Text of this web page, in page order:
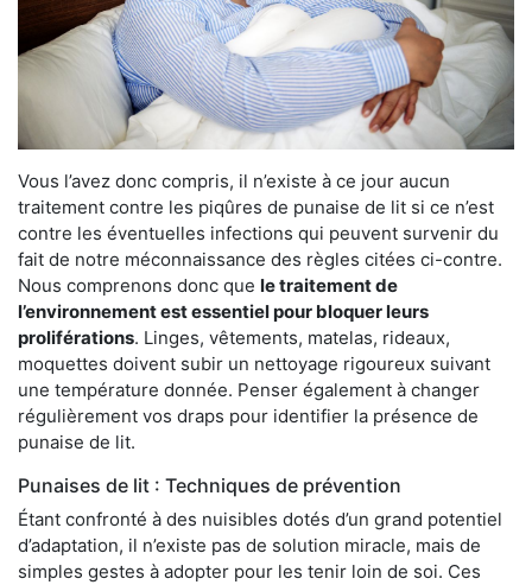
Vous l’avez donc compris, il n’existe à ce jour aucun
traitement contre les piqûres de punaise de lit si ce n’est
contre les éventuelles infections qui peuvent survenir du
fait de notre méconnaissance des règles citées ci-contre.
Nous comprenons donc que le traitement de
l’environnement est essentiel pour bloquer leurs
proliférations. Linges, vêtements, matelas, rideaux,
moquettes doivent subir un nettoyage rigoureux suivant
une température donnée. Penser également à changer
régulièrement vos draps pour identifier la présence de
punaise de lit.
Punaises de lit : Techniques de prévention
Étant confronté à des nuisibles dotés d’un grand potentiel
d’adaptation, il n’existe pas de solution miracle, mais de
simples gestes à adopter pour les tenir loin de soi. Ces